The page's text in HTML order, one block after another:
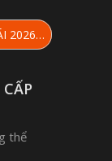
2026…
thể